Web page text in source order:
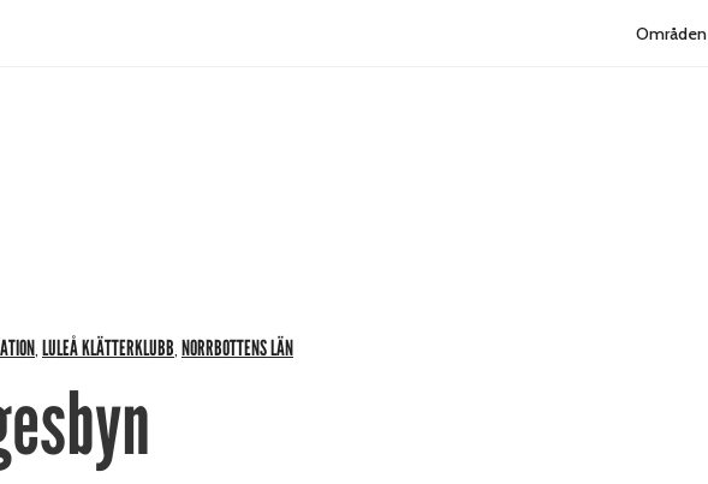
Områden
, LULEÅ KLÄTTERKLUBB, NORRBOTTENS LÄN